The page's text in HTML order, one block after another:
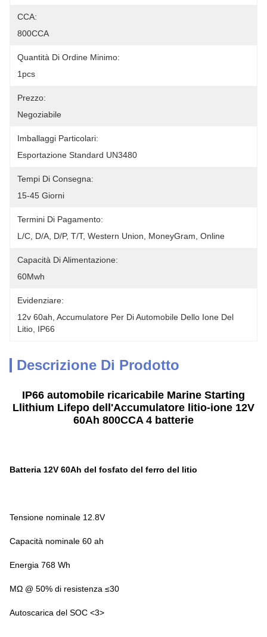
CCA:
800CCA
Quantità Di Ordine Minimo:
1pcs
Prezzo:
Negoziabile
Imballaggi Particolari:
Esportazione Standard UN3480
Tempi Di Consegna:
15-45 Giorni
Termini Di Pagamento:
L/C, D/A, D/P, T/T, Western Union, MoneyGram, Online
Capacità Di Alimentazione:
60Mwh
Evidenziare:
12v 60ah, Accumulatore Per Di Automobile Dello Ione Del
Litio, IP66
Descrizione Di Prodotto
IP66 automobile ricaricabile Marine Starting
Llithium Lifepo dell'Accumulatore litio-ione 12V
60Ah 800CCA 4 batterie
Batteria 12V 60Ah del fosfato del ferro del litio
Tensione nominale 12.8V
Capacità nominale 60 ah
Energia 768 Wh
MΩ @ 50% di resistenza ≤30
Autoscarica del SOC <3>